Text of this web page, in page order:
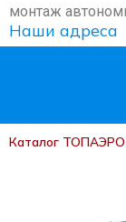
монтаж
Наши адреса
Каталог ТОПАЭРО